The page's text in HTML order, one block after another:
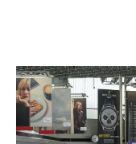
September 2026
Umfragen,
Wahlprogramme,
und Hintergründe zu
und Kandidaten der
Wahl.
Sendungen
Audio-Archiv